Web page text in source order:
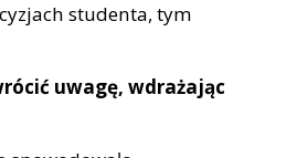
studenta, tym
uwagę, wdrażając